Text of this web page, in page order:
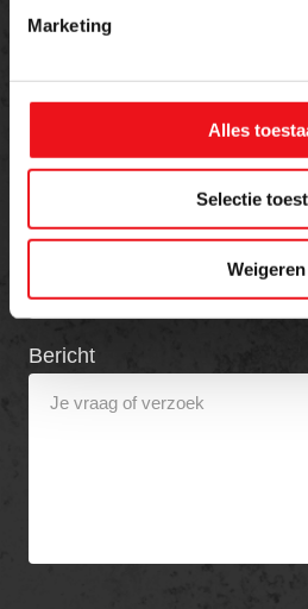
Marketing
Alles
Selectie
Weigeren
Meer weten over dit product of
E-
Telefoon
Bericht